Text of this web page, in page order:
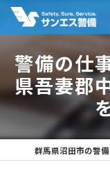
警備の仕
県吾妻郡